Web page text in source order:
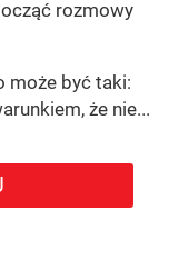
rozmowy
może być taki:
że nie...